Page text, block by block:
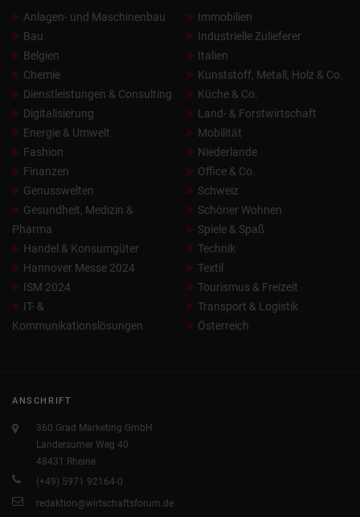
Anlagen- und Maschinenbau
Bau
Belgien
Chemie
Dienstleistungen & Consulting
Digitalisierung
Energie & Umwelt
Fashion
Finanzen
Genusswelten
Gesundheit, Medizin &
Pharma
Handel & Konsumgüter
Hannover Messe 2024
ISM 2024
IT- &
Kommunikationslösungen
Immobilien
Industrielle Zulieferer
Italien
Kunststoff, Metall, Holz & Co.
Küche & Co.
Land- & Forstwirtschaft
Mobilität
Niederlande
Office & Co.
Schweiz
Schöner Wohnen
Spiele & Spaß
Technik
Textil
Tourismus & Freizeit
Transport & Logistik
Österreich
ANSCHRIFT
360 Grad Marketing GmbH
Landersumer Weg 40
48431 Rheine
(+49) 5971 92164-0
redaktion@wirtschaftsforum.de